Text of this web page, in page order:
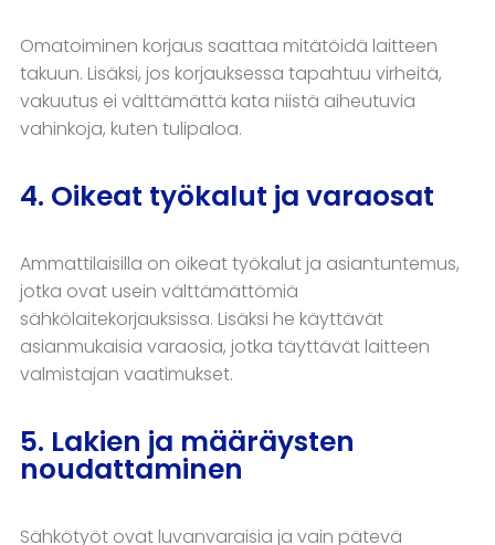
Omatoiminen korjaus saattaa mitätöidä laitteen
takuun. Lisäksi, jos korjauksessa tapahtuu virheitä,
vakuutus ei välttämättä kata niistä aiheutuvia
vahinkoja, kuten tulipaloa.
4. Oikeat työkalut ja varaosat
Ammattilaisilla on oikeat työkalut ja asiantuntemus,
jotka ovat usein välttämättömiä
sähkölaitekorjauksissa. Lisäksi he käyttävät
asianmukaisia varaosia, jotka täyttävät laitteen
valmistajan vaatimukset.
5. Lakien ja määräysten
noudattaminen
Sähkötyöt ovat luvanvaraisia ja vain pätevä